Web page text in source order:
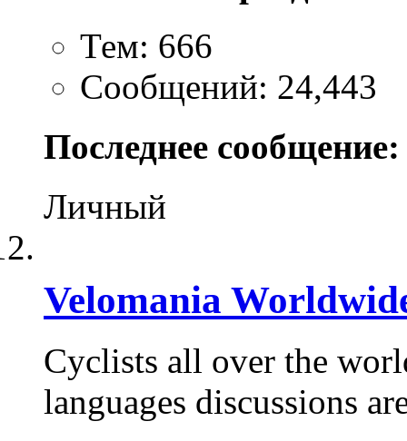
Тем: 666
Сообщений: 24,443
Последнее сообщение:
Личный
Velomania
Cyclists all over the
languages discussions